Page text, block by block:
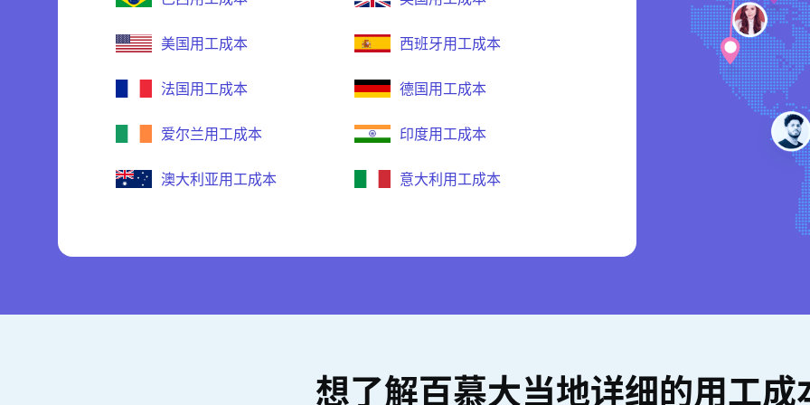
美国用工成本 西班牙用工成本
法国用工成本 德国用工成本
爱尔兰用工成本 印度用工成本
澳大利亚用工成本 意大利用工成本
想了解百慕大当地详细的用工成